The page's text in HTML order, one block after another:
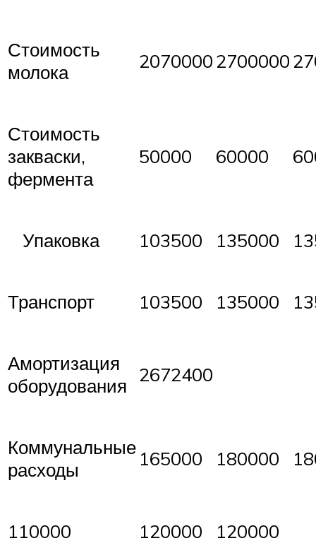
Стоимость
молока
20700002700000
Стоимость
закваски,
фермента
50000 60000
Упаковка 103500 135000
Транспорт 103500 135000
Амортизация
оборудования 2672400
Коммунальные
расходы
165000 180000
110000 120000 120000